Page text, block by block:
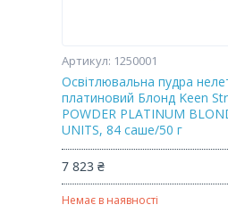
1250001
Освітлювальна пудра
платиновий Блонд Keen
POWDER PLATINUM
UNITS, 84 саше/50 г
7 823 ₴
Немає в наявності